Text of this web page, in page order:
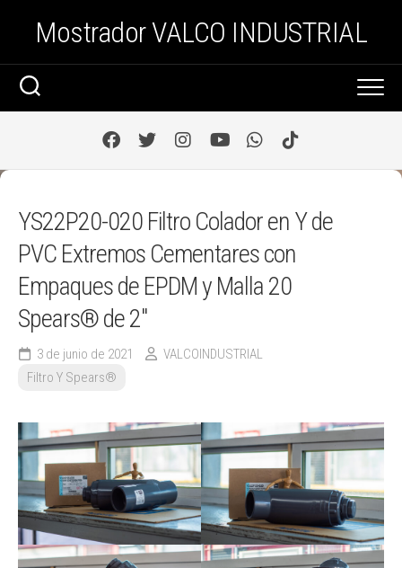
Mostrador VALCO INDUSTRIAL
YS22P20-020 Filtro Colador en Y de
PVC Extremos Cementares con
Empaques de EPDM y Malla 20
Spears® de 2″
3 de junio de 2021
VALCOINDUSTRIAL
Filtro Y Spears®